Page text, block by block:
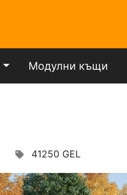
Модулни къщи
41250 GEL